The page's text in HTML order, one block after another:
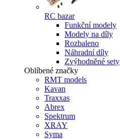
RC bazar
Funkční modely
Modely na díly
Rozbaleno
Náhradní díly
Zvýhodněné sety
Oblíbené značky
RMT models
Kavan
Traxxas
Abrex
Spektrum
XRAY
Syma